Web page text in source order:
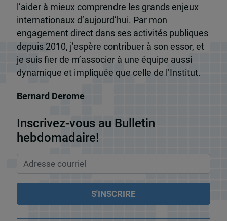
l’aider à mieux comprendre les grands enjeux
internationaux d’aujourd’hui. Par mon
engagement direct dans ses activités publiques
depuis 2010, j’espère contribuer à son essor, et
je suis fier de m’associer à une équipe aussi
dynamique et impliquée que celle de l’Institut.
Bernard Derome
Inscrivez-vous au Bulletin
hebdomadaire!